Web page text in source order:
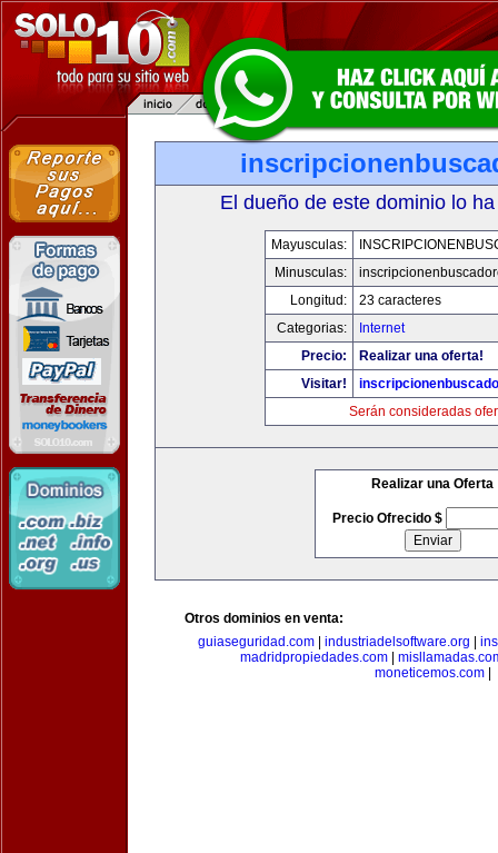
El dueño de este dominio lo
Mayusculas:
Minusculas:
Longitud:
23 caracteres
Categorias:
Internet
Precio:
Realizar una oferta!
Visitar!
Serán consideradas
Realizar una Oferta
Precio Ofrecido $
Otros dominios en venta:
guiaseguridad.com| industriadelsoftware.org
madridpropiedades.com|
moneticemos.com|